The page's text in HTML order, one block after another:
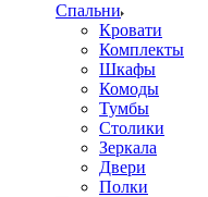
Спальни
Кровати
Комплекты
Шкафы
Комоды
Тумбы
Столики
Зеркала
Двери
Полки